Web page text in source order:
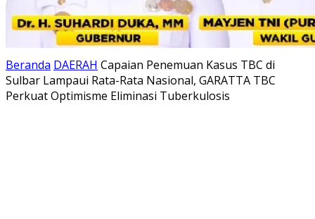
Beranda DAERAH Capaian Penemuan Kasus TBC di
Sulbar Lampaui Rata-Rata Nasional, GARATTA TBC
Perkuat Optimisme Eliminasi Tuberkulosis